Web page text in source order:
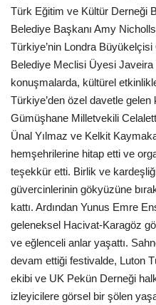
Kültür - Sanat
Firma Rehberi
Restoranlar
Sağlık
Etkinlik
Teknoloji
Hakkımızda
Galeri
Türk Eğitim ve Kültür Derneği
Belediye Başkanı Amy
Türkiye’nin Londra
Belediye Meclisi Üyesi Javeira
konuşmalarda, kültürel
Türkiye’den özel davetle gelen
Gümüşhane Milletvekili
Ünal Yılmaz ve Kelkit
hemşehrilerine hitap etti ve
teşekkür etti. Birlik ve
güvercinlerinin gökyüzüne
kattı. Ardından Yunus Emre
geleneksel Hacivat-Karagöz
ve eğlenceli anlar yaşattı.
devam ettiği festivalde, Luton
ekibi ve UK Pekün Derneği
izleyicilere görsel bir şölen